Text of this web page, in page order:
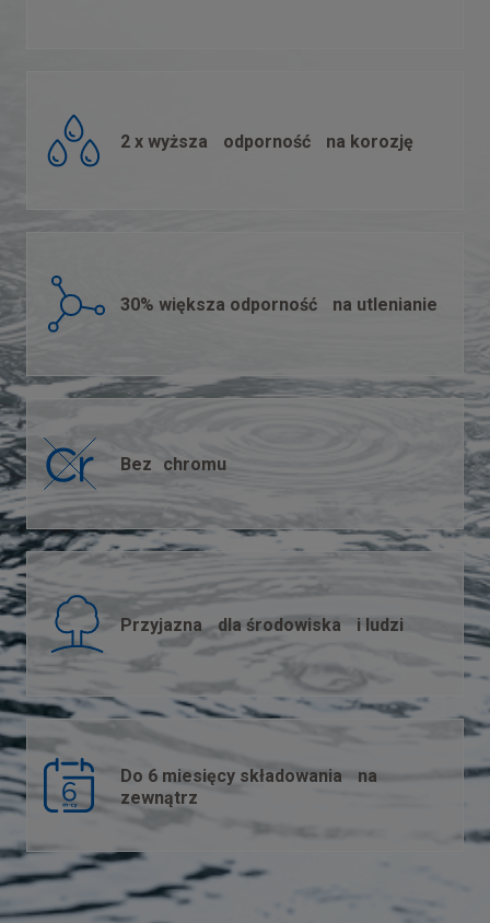
2 x wyższa odporność na korozję
30% większa odporność na utlenianie
Bez chromu
Przyjazna dla środowiska i ludzi
Do 6 miesięcy składowania na
zewnątrz